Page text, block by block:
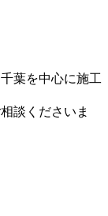
葉を中心に施工
談くださいま